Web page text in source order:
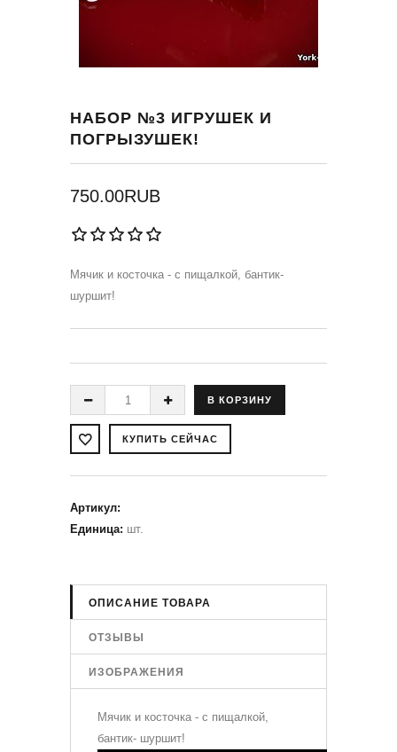
НАБОР №3 ИГРУШЕК И
ПОГРЫЗУШЕК!
750.00RUB
Мячик и косточка - с пищалкой, бантик-
шуршит!
Артикул:
Единица: шт.
ОПИСАНИЕ ТОВАРА
ОТЗЫВЫ
ИЗОБРАЖЕНИЯ
Мячик и косточка - с пищалкой,
бантик- шуршит!